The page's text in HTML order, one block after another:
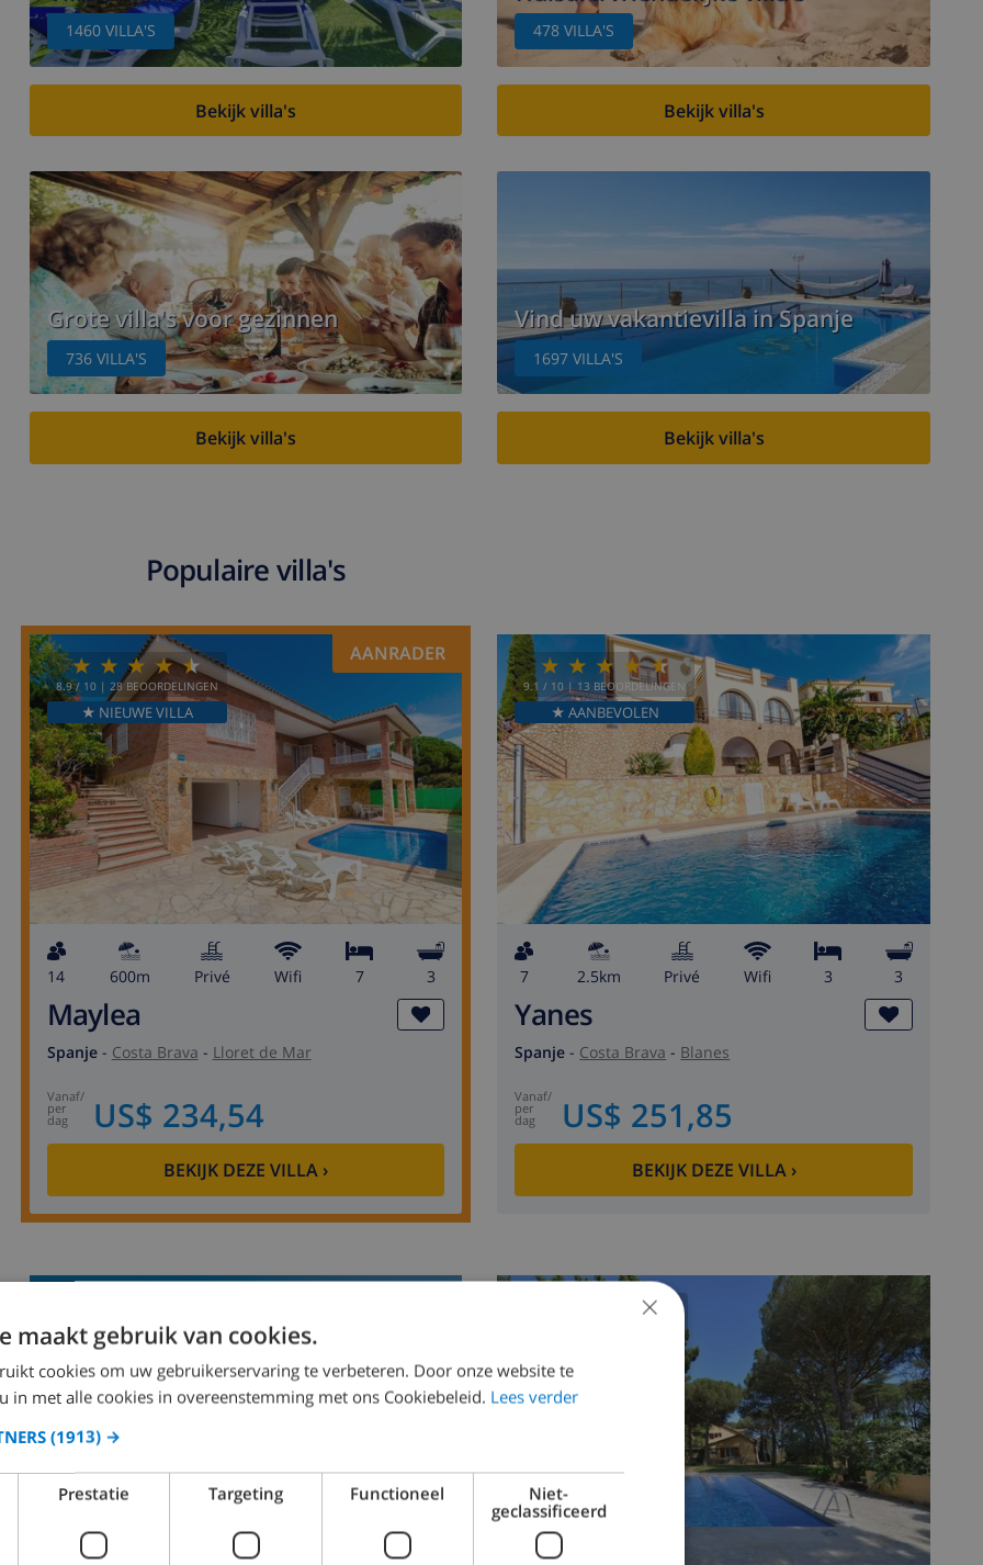
1460 VILLA'S
Bekijk villa's
478 VILLA'S
Bekijk villa's
Grote villa's voor gezinnen
736 VILLA'S
Bekijk villa's
Vind uw vakantievilla in Spanje
1697 VILLA'S
Bekijk villa's
Populaire villa's
8.9/ 10 | 28 BEOORDELINGEN
★ NIEUWE VILLA
AANRADER
14 600m privé wifi 7 3
Maylea
Spanje - Costa Brava - Lloret de Mar
vanaf/
per
dag US$ 234,54
BEKIJK DEZE VILLA›
9.1 / 10 |13 BEOORDELINGEN
★ AANBEVOLEN
7 2.5km privé wifi 3 3
Yanes
Spanje - Costa Brava - Blanes
vanaf/
per
dag US$ 251,85
BEKIJK DEZE VILLA›
8.9 / 10 | 80 BEOORDELINGEN ×
maakt gebruik van cookies.
cookies om uw gebruikerservaring te verbeteren. Door onze website te
in met alle cookies in overeenstemming met ons Cookiebeleid. Lees verder
(1913) →
Prestatie Targeting Functioneel
Niet-
geclassificeerd